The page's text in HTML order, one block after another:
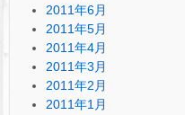
2011年6月
2011年5月
2011年4月
2011年3月
2011年2月
2011年1月